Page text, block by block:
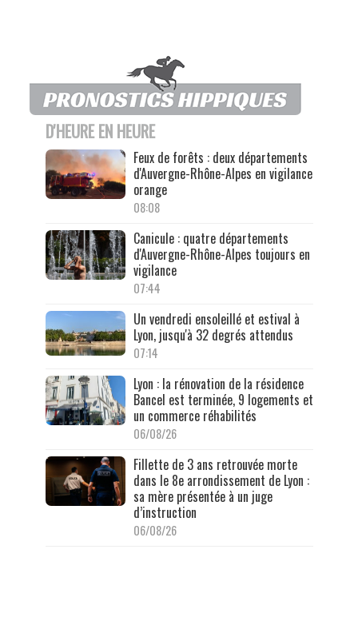
D'HEURE EN HEURE
Feux de forêts : deux départements
d'Auvergne-Rhône-Alpes en vigilance
orange
08:08
Canicule : quatre départements
d'Auvergne-Rhône-Alpes toujours en
vigilance
07:44
Un vendredi ensoleillé et estival à
Lyon, jusqu'à 32 degrés attendus
07:14
Lyon : la rénovation de la résidence
Bancel est terminée, 9 logements et
un commerce réhabilités
06/08/26
Fillette de 3 ans retrouvée morte
dans le 8e arrondissement de Lyon :
sa mère présentée à un juge
d’instruction
06/08/26